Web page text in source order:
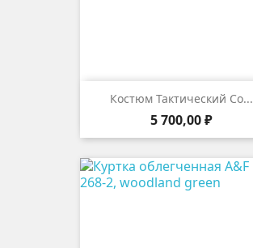
Костюм Тактический Со...
Цена
5 700,00 ₽